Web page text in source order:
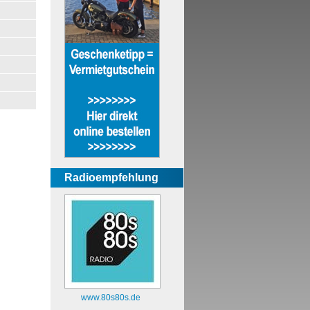
Radioempfehlung
www.80s80s.de